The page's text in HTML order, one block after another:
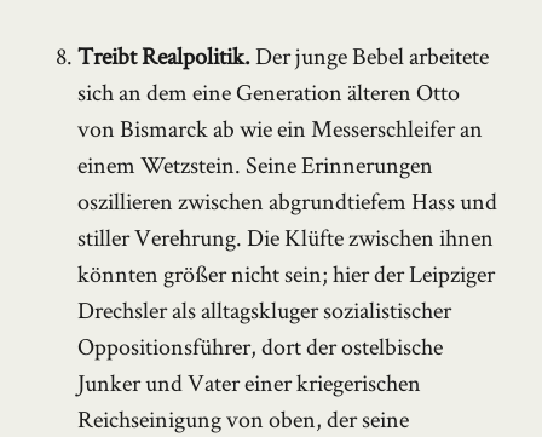
Treibt Realpolitik.Der junge Bebel arbeitete
sich an dem eine Generation älteren Otto
von Bismarck ab wie ein Messerschleifer an
einem Wetzstein. Seine Erinnerungen
oszillieren zwischen abgrundtiefem Hass und
stiller Verehrung. Die Klüfte zwischen ihnen
könnten größer nicht sein; hier der Leipziger
Drechsler als alltagskluger sozialistischer
Oppositionsführer, dort der ostelbische
Junker und Vater einer kriegerischen
Reichseinigung von oben, der seine